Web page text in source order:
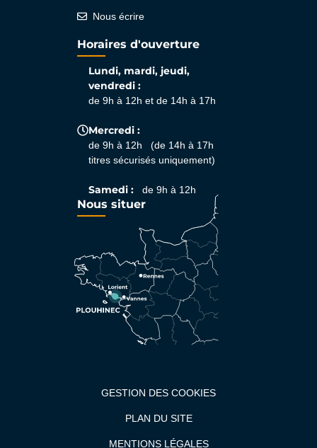
Nous écrire
Horaires d'ouverture
Lundi, mardi, jeudi,
vendredi :
de 9h à 12h et de 14h à 17h
Mercredi :
de 9h à 12h (de 14h à 17h
titres sécurisés uniquement)
Samedi : de 9h à 12h
Nous situer
GESTION DES COOKIES
PLAN DU SITE
MENTIONS LÉGALES